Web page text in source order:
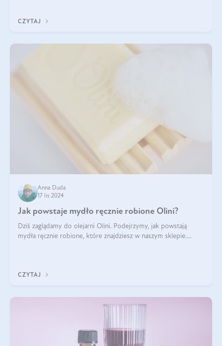
CZYTAJ
Anna Duda
17 lis 2024
Jak powstaje mydło ręcznie robione Olini?
Dziś zaglądamy do olejarni Olini. Podejrzymy, jak powstają
mydła ręcznie robione, które znajdziesz w naszym sklepie.
CZYTAJ